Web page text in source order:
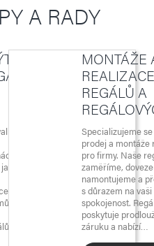
A RADY
MONTÁŽE
REGÁLŮ A
Specializujeme
prodej a montáže
pro firmy. Naše
zaměříme,
namontujeme a
s důrazem na vaši
spokojenost.
poskytuje
záruku a nabízí…